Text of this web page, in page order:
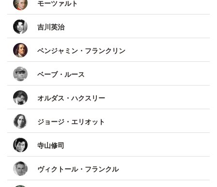
モーツァルト
吉川英治
ベンジャミン・フランクリン
ベーブ・ルース
オルダス・ハクスリー
ジョージ・エリオット
寺山修司
ヴィクトール・フランクル